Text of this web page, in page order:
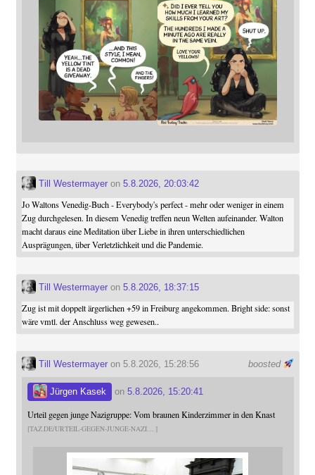
Till Westermayeron 5.8.2026, 20:03:42
Jo Waltons Venedig-Buch - Everybody's perfect - mehr oder weniger in einem
Zug durchgelesen. In diesem Venedig treffen neun Welten aufeinander. Walton
macht daraus eine Meditation über Liebe in ihren unterschiedlichen
Ausprägungen, über Verletzlichkeit und die Pandemie.
Till Westermayeron 5.8.2026, 18:37:15
Zug ist mit doppelt ärgerlichen +59 in Freiburg angekommen. Bright side: sonst
wäre vmtl. der Anschluss weg gewesen..
boosted
Till Westermayeron 5.8.2026, 15:28:56
Jürgen Kasek on 5.8.2026, 15:20:41
Urteil gegen junge Nazigruppe: Vom braunen Kinderzimmer in den Knast
TAZ.DE/URTEIL-GEGEN-JUNGE-NAZI